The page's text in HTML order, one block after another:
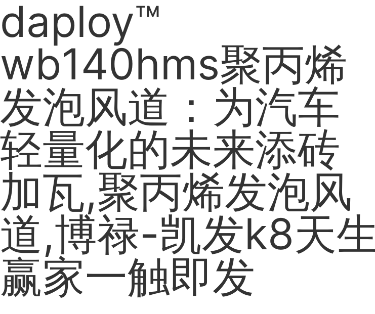
daploy™
wb140hms聚丙烯
发泡风道：为汽车
轻量化的未来添砖
加瓦,聚丙烯发泡风
道,博禄-凯发k8天生
赢家一触即发